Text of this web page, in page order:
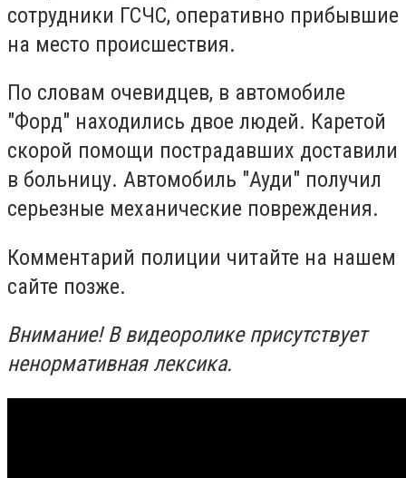
сотрудники ГСЧС, оперативно прибывшие
на место происшествия.
По словам очевидцев, в автомобиле
"Форд" находились двое людей. Каретой
скорой помощи пострадавших доставили
в больницу. Автомобиль "Ауди" получил
серьезные механические повреждения.
Комментарий полиции читайте на нашем
сайте позже.
Внимание! В видеоролике присутствует
ненормативная лексика.